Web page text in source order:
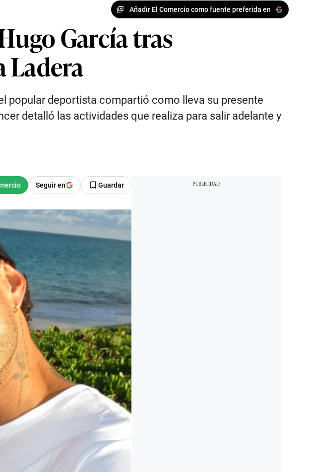
Añadir El Comercio como fuente preferida en
García tras
Ladera
popular deportista compartió como lleva su presente
detalló las actividades que realiza para salir adelante y
Seguir en Guardar